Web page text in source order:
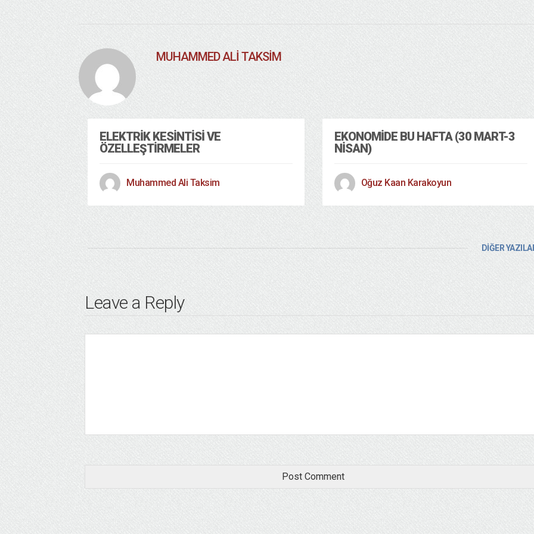
MUHAMMED ALI TAKSIM
ELEKTRIK KESINTISI VE
ÖZELLEŞTIRMELER
Muhammed Ali Taksim
EKONOMIDE BU HAFTA (30 MART-3
NISAN)
Oğuz Kaan Karakoyun
DİĞER
Leave a Reply